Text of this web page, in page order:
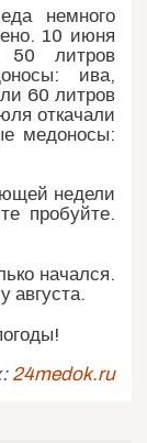
немного
10 июня
литров
ива,
60 литров
откачали
медоносы:
недели
пробуйте.
начался.
августа.
24medok.ru